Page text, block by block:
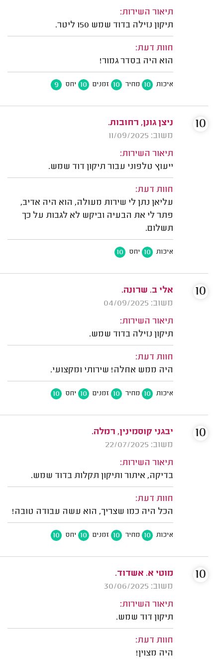
תיאור השירות:
תיקון נזילה בדוד שמש 150 ליטר.
חוות דעת:
הוא היה בסדר גמור!
איכות 10 מחיר 10 זמנים 10 יחס 9
ניצן גונן, רחובות.
משוב: 11/09/2025
תיאור השירות:
ייעוץ טלפוני עבור תיקון דוד שמש.
חוות דעת:
עליאן נתן לי שירות מעולה, הוא היה אדיב,
פתר לי את הבעיה וביקש לא לגבות על כך
תשלום.
איכות 10 יחס 10
10
אלי ב. שרונה.
משוב: 04/09/2025
תיאור השירות:
תיקון נזילה בדוד שמש.
חוות דעת:
היה ממש אחלה! שירותי ומקצועי.
איכות 10 מחיר 10 זמנים 10 יחס 10
10
יבגני קוסמינין, רמלה.
משוב: 22/07/2025
תיאור השירות:
בדיקה, איתור ותיקון תקלות בדוד שמש.
חוות דעת:
הכל היה כמו שצריך, הוא עשה עבודה טובה!
איכות 10 מחיר 10 זמנים 10 יחס 10
10
מוטי א. אשדוד.
משוב: 30/06/2025
תיאור השירות:
תיקון דוד שמש.
חוות דעת:
היה מצוין!
10